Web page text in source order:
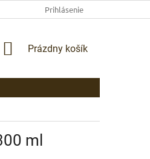
NAKUPOVAŤ PLATBA
Prihlásenie
NÁKUPNÝ
Prázdny košík
ml